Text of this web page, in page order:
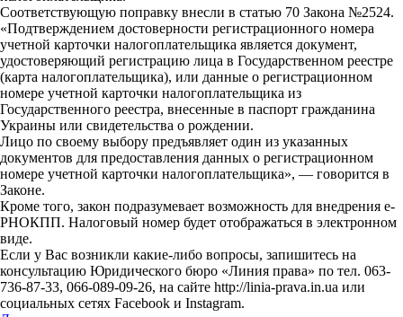
Соответствующую поправку внесли в статью 70 Закона №2524.
«Подтверждением достоверности регистрационного номера
учетной карточки налогоплательщика является документ,
удостоверяющий регистрацию лица в Государственном реестре
(карта налогоплательщика), или данные о регистрационном
номере учетной карточки налогоплательщика из
Государственного реестра, внесенные в паспорт гражданина
Украины или свидетельства о рождении.
Лицо по своему выбору предъявляет один из указанных
документов для предоставления данных о регистрационном
номере учетной карточки налогоплательщика», — говорится в
Законе.
Кроме того, закон подразумевает возможность для внедрения е-
РНОКПП. Налоговый номер будет отображаться в электронном
виде.
Если у Вас возникли какие-либо вопросы, запишитесь на
консультацию Юридического бюро «Линия права» по тел. 063-
736-87-33, 066-089-09-26, на сайте http://linia-prava.in.ua или
социальных сетях Facebook и Іnstagram.